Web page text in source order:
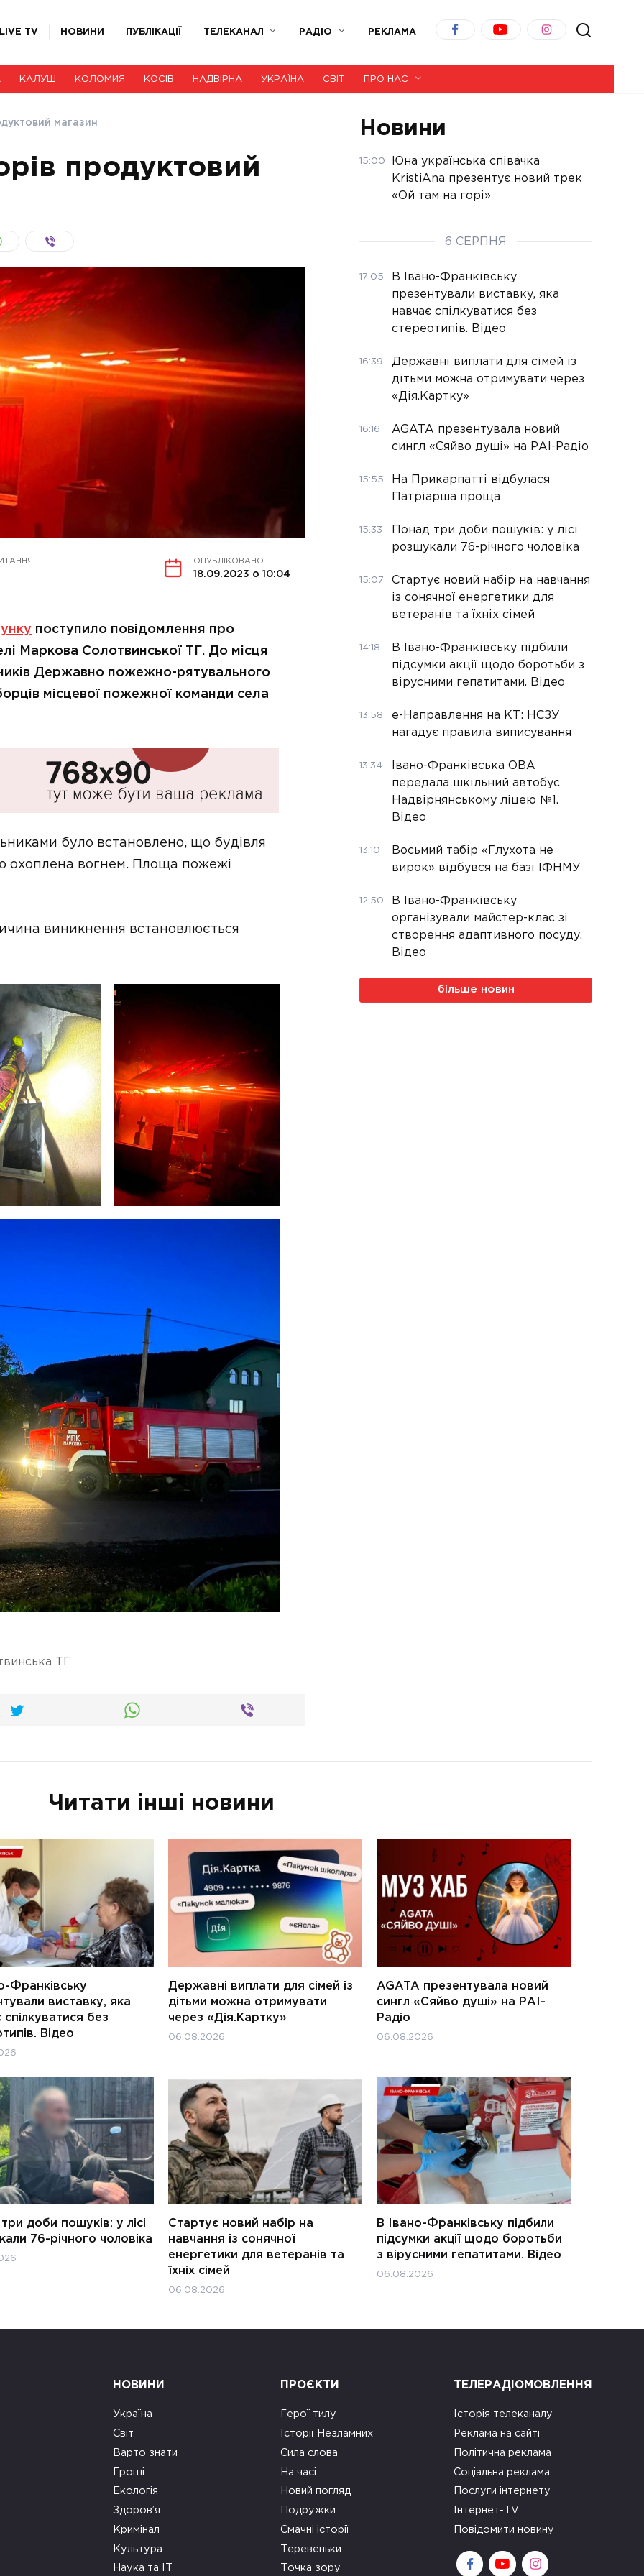
TV НОВИНИ ПУБЛІКАЦІЇ ТЕЛЕКАНАЛ РАДІО РЕКЛАМА
КАЛУШ КОЛОМИЯ КОСІВ НАДВІРНА УКРАЇНА СВІТ ПРО НАС
магазин
продуктовий
ОПУБЛІКОВАНО
18.09.2023 о 10:04
поступило повідомлення про
Маркова Солотвинської ТГ. До місця
Державно пожежно-рятувального
місцевої пожежної команди села
було встановлено, що будівля
охоплена вогнем. Площа пожежі
виникнення встановлюється
ТГ
Новини
15:00
Юна українська співачка
KristiAna презентує новий трек
«Ой там на горі»
6 СЕРПНЯ
17:05
В Івано-Франківську
презентували виставку, яка
навчає спілкуватися без
стереотипів. Відео
16:39
Державні виплати для сімей із
дітьми можна отримувати через
«Дія.Картку»
16:16
AGATA презентувала новий
сингл «Сяйво душі» на РАІ-Радіо
15:55
На Прикарпатті відбулася
Патріарша проща
15:33
Понад три доби пошуків: у лісі
розшукали 76-річного чоловіка
15:07
Стартує новий набір на навчання
із сонячної енергетики для
ветеранів та їхніх сімей
14:18
В Івано-Франківську підбили
підсумки акції щодо боротьби з
вірусними гепатитами. Відео
13:58
е-Направлення на КТ: НСЗУ
нагадує правила виписування
13:34
Івано-Франківська ОВА
передала шкільний автобус
Надвірнянському ліцею №1.
Відео
13:10
Восьмий табір «Глухота не
вирок» відбувся на базі ІФНМУ
12:50
В Івано-Франківську
організували майстер-клас зі
створення адаптивного посуду.
Відео
більше новин
Читати інші новини
Франківську
виставку, яка
спілкуватися без
Відео
Державні виплати для сімей із
дітьми можна отримувати
через «Дія.Картку»
06.08.2026
AGATA презентувала новий
сингл «Сяйво душі» на РАІ-
Радіо
06.08.2026
доби пошуків: у лісі
76-річного чоловіка
Стартує новий набір на
навчання із сонячної
енергетики для ветеранів та
їхніх сімей
06.08.2026
В Івано-Франківську підбили
підсумки акції щодо боротьби
з вірусними гепатитами. Відео
06.08.2026
НОВИНИ
Україна
Світ
Варто знати
Гроші
Екологія
Здоров’я
Кримінал
Культура
Наука та ІТ
ПРОЄКТИ
Герої тилу
Історії Незламних
Сила слова
На часі
Новий погляд
Подружки
Смачні історії
Теревеньки
Точка зору
ТЕЛЕРАДІОМОВЛЕННЯ
Історія телеканалу
Реклама на сайті
Політична реклама
Соціальна реклама
Послуги інтернету
Інтернет-TV
Повідомити новину